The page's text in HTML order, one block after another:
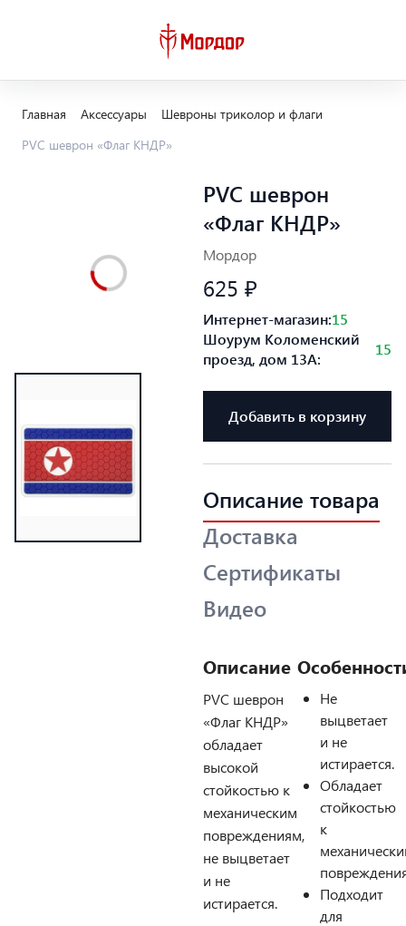
Главная Аксессуары
Шевроны триколор и флаги
PVC шеврон «Флаг КНДР»
PVC шеврон
«Флаг КНДР»
Мордор
625 ₽
Интернет-магазин:15
Шоурум Коломенский
проезд, дом 13А:
15
Добавить в корзину
Описание товара
Доставка
Сертификаты
Видео
Описание
PVC шеврон
«Флаг КНДР»
обладает
высокой
стойкостью к
механическим
повреждениям,
не выцветает
и не
истирается.
Не
выцветает
и не
истирается.
Обладает
стойкостью
к
Подходит
для